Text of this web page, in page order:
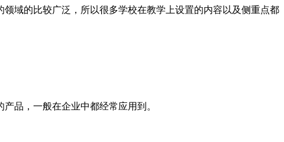
域的比较广泛，所以很多学校在教学上设置的内容以及侧重点都
品，一般在企业中都经常应用到。